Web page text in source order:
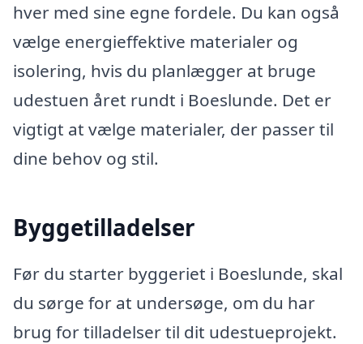
hver med sine egne fordele. Du kan også
vælge energieffektive materialer og
isolering, hvis du planlægger at bruge
udestuen året rundt i Boeslunde. Det er
vigtigt at vælge materialer, der passer til
dine behov og stil.
Byggetilladelser
Før du starter byggeriet i Boeslunde, skal
du sørge for at undersøge, om du har
brug for tilladelser til dit udestueprojekt.